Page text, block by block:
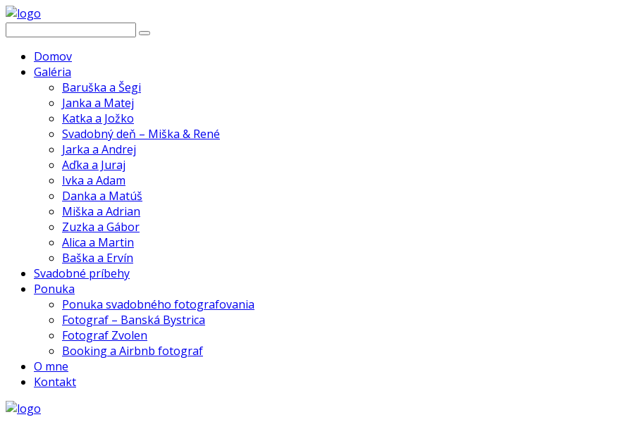
Domov
Galéria
Baruška a Šegi
Janka a Matej
Katka a Jožko
Svadobný deň – Miška & René
Jarka a Andrej
Aďka a Juraj
Ivka a Adam
Danka a Matúš
Miška a Adrian
Zuzka a Gábor
Alica a Martin
Baška a Ervín
Svadobné príbehy
Ponuka
Ponuka svadobného fotografovania
Fotograf – Banská Bystrica
Fotograf Zvolen
Booking a Airbnb fotograf
O mne
Kontakt